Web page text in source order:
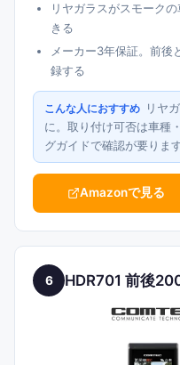
リヤガラスがスモーク
きる
メーカー3年保証。前後
録する
こんな人におすすめ
リヤ
に。取り付け可否は車種
グガイドで確認が要ります
Amazonで見る
6 HDR701 前後